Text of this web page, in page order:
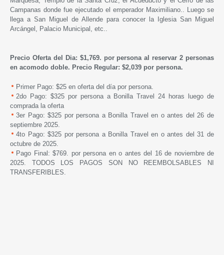
Campanas donde fue ejecutado el emperador Maximiliano.. Luego se
llega a San Miguel de Allende para conocer la Iglesia San Miguel
Arcángel, Palacio Municipal, etc..
Precio Oferta del Dia: $1,769. por persona al reservar 2 personas
en acomodo doble. Precio Regular: $2,039 por persona.
Primer Pago: $25 en oferta del día por persona.
2do Pago: $325 por persona a Bonilla Travel 24 horas luego de
comprada la oferta
3er Pago: $325 por persona a Bonilla Travel en o antes del 26 de
septiembre 2025.
4to Pago: $325 por persona a Bonilla Travel en o antes del 31 de
octubre de 2025.
Pago Final: $769. por persona en o antes del 16 de noviembre de
2025. TODOS LOS PAGOS SON NO REEMBOLSABLES NI
TRANSFERIBLES.